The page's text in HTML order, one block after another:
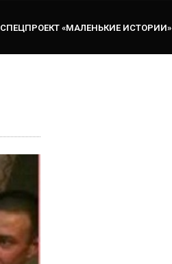
СПЕЦПРОЕКТ «МАЛЕНЬКИЕ ИСТОРИИ»